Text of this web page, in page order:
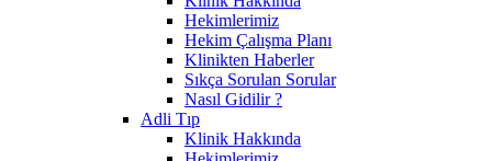
Hekimlerimiz
Hekim Çalışma Planı
Klinikten Haberler
Sıkça Sorulan Sorular
Nasıl Gidilir ?
Adli Tıp
Klinik Hakkında